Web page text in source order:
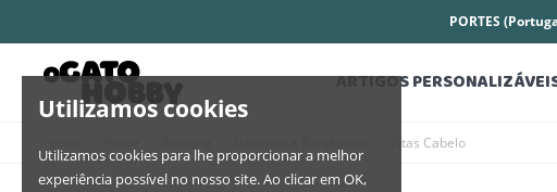
Utilizamos cookies
Utilizamos cookies para lhe proporcionar a melhor
experiência possível no nosso site. Ao clicar em OK,
PORTES
ARTIGOS
Fitas Cabelo